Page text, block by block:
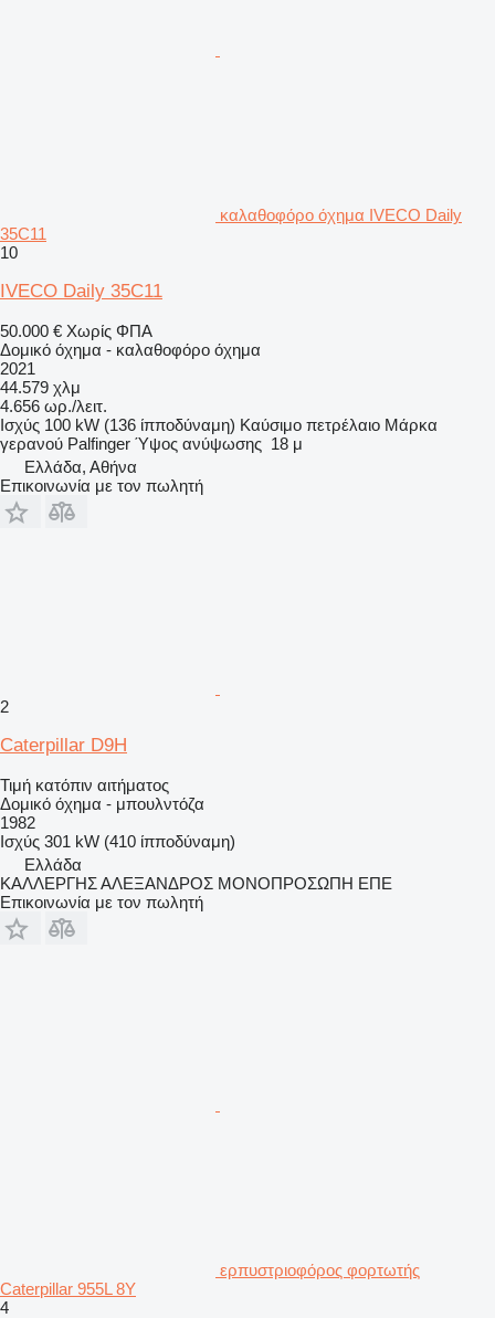
καλαθοφόρο όχημα IVECO Daily
35C11
10
IVECO Daily 35C11
50.000 € Χωρίς ΦΠΑ
Δομικό όχημα - καλαθοφόρο όχημα
2021
44.579 χλμ
4.656 ωρ./λειτ.
Ισχύς 100 kW (136 ίπποδύναμη) Καύσιμο πετρέλαιο Μάρκα
γερανού Palfinger Ύψος ανύψωσης 18 μ
Ελλάδα, Αθήνα
Επικοινωνία με τον πωλητή
2
Caterpillar D9H
Τιμή κατόπιν αιτήματος
Δομικό όχημα - μπουλντόζα
1982
Ισχύς 301 kW (410 ίπποδύναμη)
Ελλάδα
ΚΑΛΛΕΡΓΗΣ ΑΛΕΞΑΝΔΡΟΣ ΜΟΝΟΠΡΟΣΩΠΗ ΕΠΕ
Επικοινωνία με τον πωλητή
ερπυστριοφόρος φορτωτής
Caterpillar 955L 8Y
4